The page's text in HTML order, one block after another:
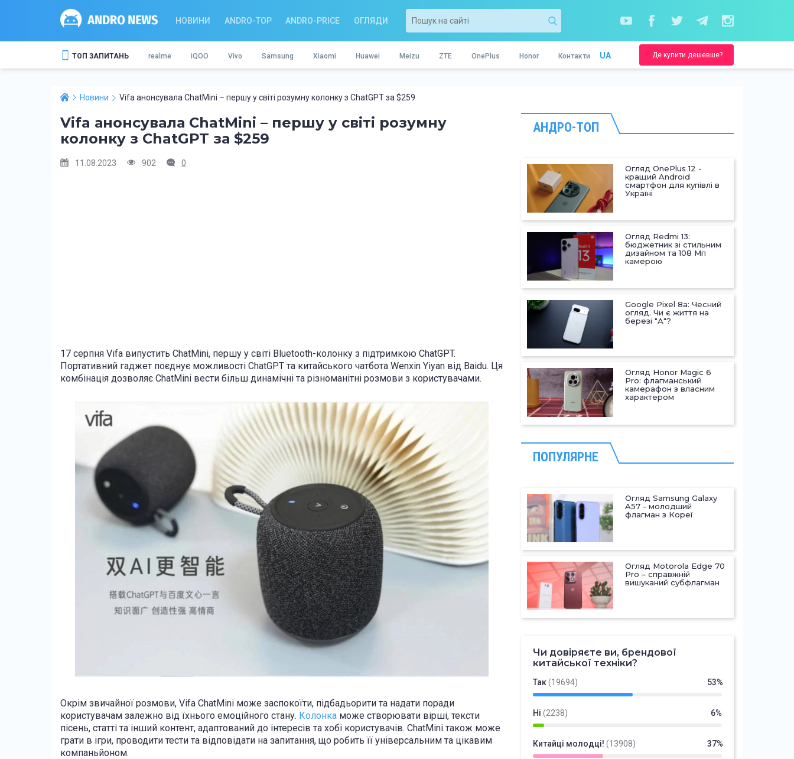
НОВИНИ ANDRO-TOP ANDRO-PRICE ОГЛЯДИ
ТОП ЗАПИТАНЬ realme iQOO Vivo Samsung Xiaomi Huawei Meizu ZTE OnePlus Honor Контакти UA Де купити дешевше?
Новини Vifa анонсувала ChatMini – першу у світі розумну колонку з ChatGPT за $259
Vifa анонсувала ChatMini – першу у світі розумну
колонку з ChatGPT за $259
11.08.2023 902 0
17 серпня Vifa випустить ChatMini, першу у світі Bluetooth-колонку з підтримкою ChatGPT.
Портативний гаджет поєднує можливості ChatGPT та китайського чатбота Wenxin Yiyan від Baidu. Ця
комбінація дозволяє ChatMini вести більш динамічні та різноманітні розмови з користувачами.
Окрім звичайної розмови, Vifa ChatMini може заспокоїти, підбадьорити та надати поради
користувачам залежно від їхнього емоційного стану. Колонка може створювати вірші, тексти
пісень, статті та інший контент, адаптований до інтересів та хобі користувачів. ChatMini також може
грати в ігри, проводити тести та відповідати на запитання, що робить її універсальним та цікавим
компаньйоном.
АНДРО-ТОП
Огляд OnePlus 12 -
кращий Android
смартфон для купівлі в
Україні
Огляд Redmi 13:
бюджетник зі стильним
дизайном та 108 Мп
камерою
Google Pixel 8a: Чесний
огляд. Чи є життя на
березі "А"?
Огляд Honor Magic 6
Pro: флагманський
камерафон з власним
характером
ПОПУЛЯРНЕ
Огляд Samsung Galaxy
A57 - молодший
флагман з Кореї
Огляд Motorola Edge 70
Pro – справжній
вишуканий субфлагман
Чи довіряєте ви, брендової
китайської техніки?
Так(19694) 53%
Ні (2238) 6%
Китайці молодці! (13908) 37%